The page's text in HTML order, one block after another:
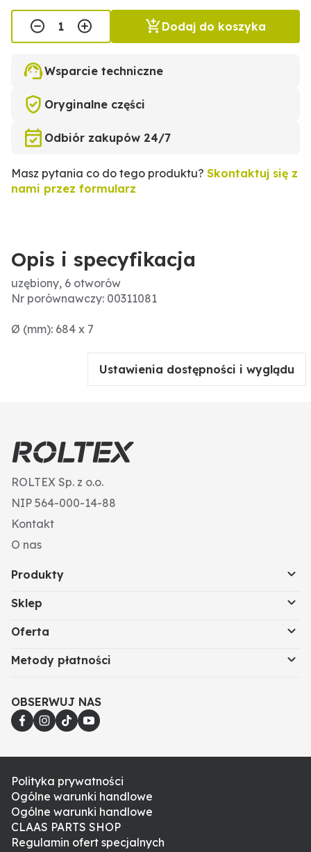
Dodaj do koszyka
Wsparcie techniczne
Oryginalne części
Odbiór zakupów 24/7
Masz pytania co do tego produktu? Skontaktuj się z
nami przez formularz
Opis i specyfikacja
uzębiony, 6 otworów
Nr porównawczy: 00311081
Ø (mm): 684 x 7
Ustawienia dostępności i wyglądu
ROLTEX Sp. z o.o.
NIP 564-000-14-88
Kontakt
O nas
Produkty
Sklep
Oferta
Metody płatności
OBSERWUJ NAS
Polityka prywatności
Ogólne warunki handlowe
Ogólne warunki handlowe
CLAAS PARTS SHOP
Regulamin ofert specjalnych